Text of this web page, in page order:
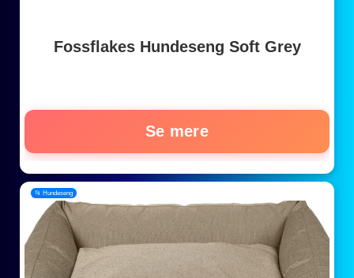
Fossflakes Hundeseng Soft Grey
Se mere
📂 Hundeseng